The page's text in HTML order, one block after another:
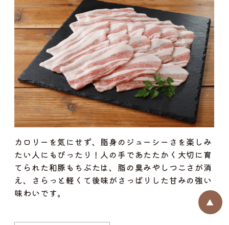
カロリーを気にせず、脂身のジューシーさを楽しみ
たい人にもぴったり！人の手であたたかく大切に育
てられた和豚もちぶたは、脂の臭みやしつこさが消
え、さらっと軽くて後味がさっぱりした甘みの強い
味わいです。
▲